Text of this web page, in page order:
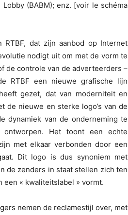
(BABM); enz. [voir le schéma
dat zijn aanbod op Internet
nodigt uit om met de vorm te
de controle van de adverteerders –
RTBF een nieuwe grafische lijn
gezet, dat van moderniteit en
de nieuwe en sterke logo’s van de
dynamiek van de onderneming te
Het toont een echte
met elkaar verbonden door een
Dit logo is dus synoniem met
de zenders in staat stellen zich ten
een « kwaliteitslabel » vormt.
nemen de reclamestijl over, met